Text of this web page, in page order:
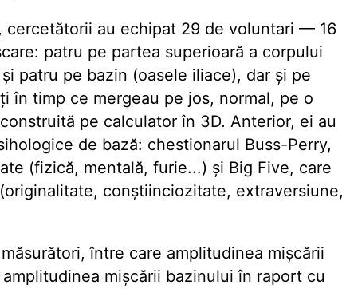
cercetătorii au echipat 29 de voluntari — 16
patru pe partea superioară a corpului
patru pe bazin (oasele iliace), dar și pe
în timp ce mergeau pe jos, normal, pe o
pe calculator în 3D. Anterior, ei au
de bază: chestionarul Buss-Perry,
(fizică, mentală, furie...) și Big Five, care
conștiinciozitate, extraversiune,
între care amplitudinea mișcării
mișcării bazinului în raport cu